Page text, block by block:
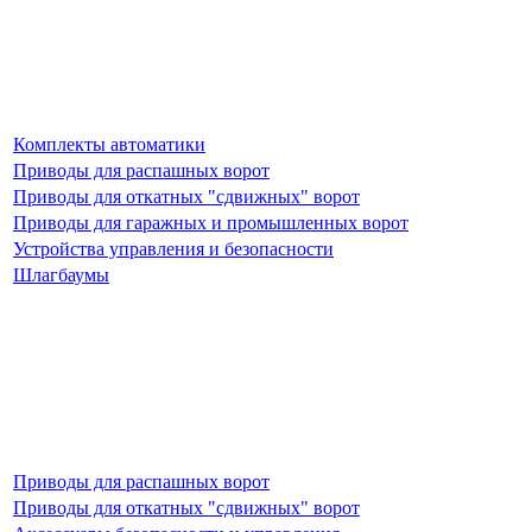
Комплекты автоматики
Приводы для распашных ворот
Приводы для откатных "сдвижных" ворот
Приводы для гаражных и промышленных ворот
Устройства управления и безопасности
Шлагбаумы
Приводы для распашных ворот
Приводы для откатных "сдвижных" ворот